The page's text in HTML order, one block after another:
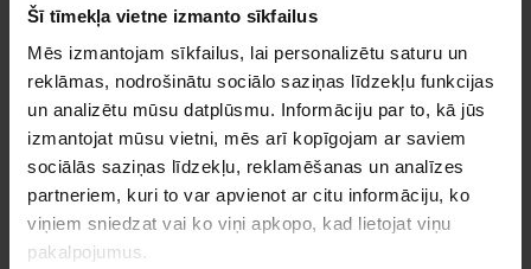
Šī tīmekļa vietne izmanto sīkfailus
Mēs izmantojam sīkfailus, lai personalizētu saturu un
reklāmas, nodrošinātu sociālo saziņas līdzekļu funkcijas
un analizētu mūsu datplūsmu. Informāciju par to, kā jūs
izmantojat mūsu vietni, mēs arī kopīgojam ar saviem
sociālās saziņas līdzekļu, reklamēšanas un analīzes
partneriem, kuri to var apvienot ar citu informāciju, ko
viņiem sniedzat vai ko viņi apkopo, kad lietojat viņu
pakalpojumus.
Minimālā pirmā iemaksa 0.00 €
Liepāja, Zemnieku iela 60, Liepāja Saņemšana 1 stundas laikā
Centrālā noliktava, (uzzināt vairāk šeit, )
Tie, kas apskatīja šo preci, tāpat interesējās par...